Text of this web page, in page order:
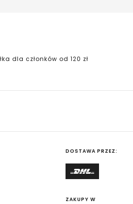
dla członków od 120 zł
DOSTAWA PRZEZ:
ZAKUPY W